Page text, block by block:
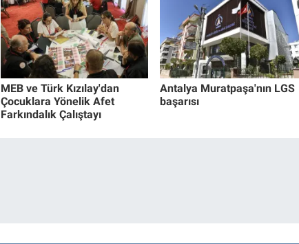
MEB ve Türk Kızılay'dan
Çocuklara Yönelik Afet
Farkındalık Çalıştayı
Antalya Muratpaşa'nın LGS
başarısı